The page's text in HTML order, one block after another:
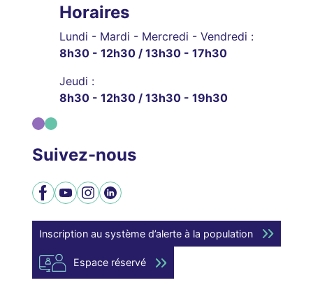
Horaires
Lundi - Mardi - Mercredi - Vendredi :
8h30 - 12h30 / 13h30 - 17h30
Jeudi :
8h30 - 12h30 / 13h30 - 19h30
Suivez-nous
Facebook
YouTubeInstagram
LinkedIn
Inscription au système d’alerte à la population
Espace réservé